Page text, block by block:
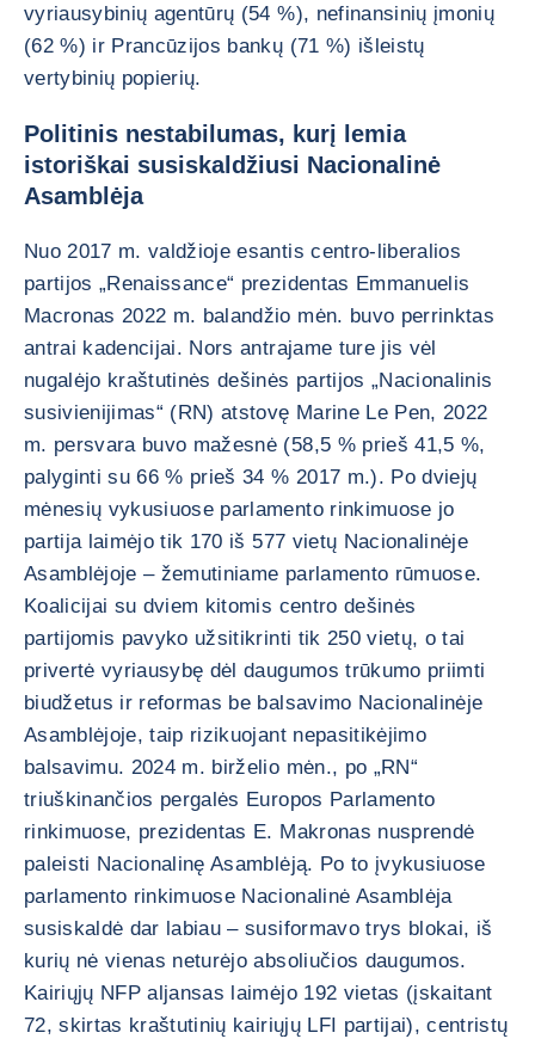
vyriausybinių agentūrų (54 %), nefinansinių įmonių
(62 %) ir Prancūzijos bankų (71 %) išleistų
vertybinių popierių.
Politinis nestabilumas, kurį lemia
istoriškai susiskaldžiusi Nacionalinė
Asamblėja
Nuo 2017 m. valdžioje esantis centro-liberalios
partijos „Renaissance“ prezidentas Emmanuelis
Macronas 2022 m. balandžio mėn. buvo perrinktas
antrai kadencijai. Nors antrajame ture jis vėl
nugalėjo kraštutinės dešinės partijos „Nacionalinis
susivienijimas“ (RN) atstovę Marine Le Pen, 2022
m. persvara buvo mažesnė (58,5 % prieš 41,5 %,
palyginti su 66 % prieš 34 % 2017 m.). Po dviejų
mėnesių vykusiuose parlamento rinkimuose jo
partija laimėjo tik 170 iš 577 vietų Nacionalinėje
Asamblėjoje – žemutiniame parlamento rūmuose.
Koalicijai su dviem kitomis centro dešinės
partijomis pavyko užsitikrinti tik 250 vietų, o tai
privertė vyriausybę dėl daugumos trūkumo priimti
biudžetus ir reformas be balsavimo Nacionalinėje
Asamblėjoje, taip rizikuojant nepasitikėjimo
balsavimu. 2024 m. birželio mėn., po „RN“
triuškinančios pergalės Europos Parlamento
rinkimuose, prezidentas E. Makronas nusprendė
paleisti Nacionalinę Asamblėją. Po to įvykusiuose
parlamento rinkimuose Nacionalinė Asamblėja
susiskaldė dar labiau – susiformavo trys blokai, iš
kurių nė vienas neturėjo absoliučios daugumos.
Kairiųjų NFP aljansas laimėjo 192 vietas (įskaitant
72, skirtas kraštutinių kairiųjų LFI partijai), centristų